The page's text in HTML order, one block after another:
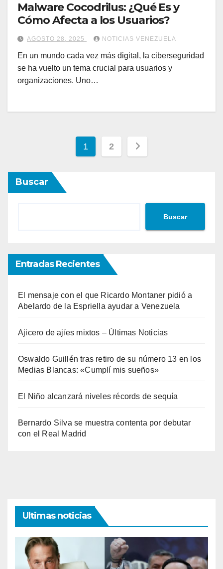
Malware Cocodrilus: ¿Qué Es y
Cómo Afecta a los Usuarios?
AGOSTO 28, 2025 NOTICIAS VENEZUELA
En un mundo cada vez más digital, la ciberseguridad
se ha vuelto un tema crucial para usuarios y
organizaciones. Uno…
Paginación
1 2
Buscar
Buscar
Entradas Recientes
El mensaje con el que Ricardo Montaner pidió a
Abelardo de la Espriella ayudar a Venezuela
Ajicero de ajíes mixtos – Últimas Noticias
Oswaldo Guillén tras retiro de su número 13 en los
Medias Blancas: «Cumplí mis sueños»
El Niño alcanzará niveles récords de sequía
Bernardo Silva se muestra contenta por debutar
con el Real Madrid
Ultimas noticias